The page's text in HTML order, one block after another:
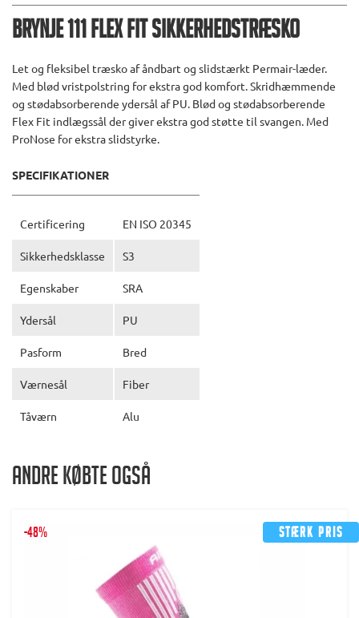
Brynje 111 Flex Fit Sikkerhedstræsko
Let og fleksibel træsko af åndbart og slidstærkt Permair-læder.
Med blød vristpolstring for ekstra god komfort. Skridhæmmende
og stødabsorberende ydersål af PU. Blød og stødabsorberende
Flex Fit indlægssål der giver ekstra god støtte til svangen. Med
ProNose for ekstra slidstyrke.
SPECIFIKATIONER
Certificering EN ISO 20345
Sikkerhedsklasse S3
Egenskaber SRA
Ydersål PU
Pasform Bred
Værnesål Fiber
Tåværn Alu
Andre købte også
Stærk pris
-48%